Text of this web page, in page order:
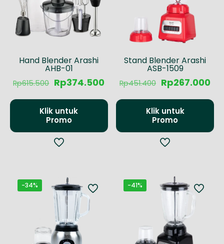
Hand Blender Arashi
AHB-01
Rp615.500 Harga
aslinya
adalah:
Rp615.500.
Rp374.500 Harga
saat
ini
Rp374.500.
Klik untuk
Promo
Stand Blender Arashi
ASB-1509
Rp451.400 Harga
aslinya
adalah:
Rp451.400.
Rp267.000
ini
Klik untuk
Promo
-34% -41%